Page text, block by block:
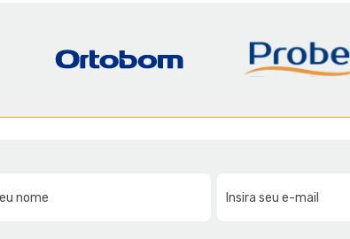
MAIS SOBRE A LUCAS HOME